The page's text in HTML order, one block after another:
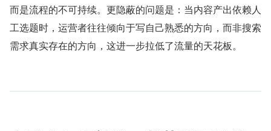
而是流程的不可持续。更隐蔽的问题是：当内容产出依赖人
工选题时，运营者往往倾向于写自己熟悉的方向，而非搜索
需求真实存在的方向，这进一步拉低了流量的天花板。